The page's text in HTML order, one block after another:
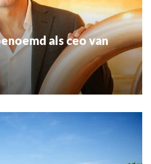
als ceo van